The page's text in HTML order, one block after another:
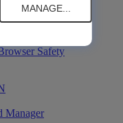
Safety
Manager
MANAGE...